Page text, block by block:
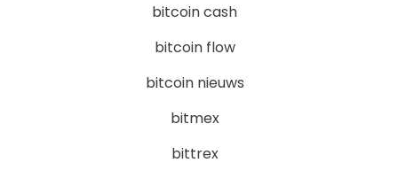
bitcoin cash
bitcoin flow
bitcoin nieuws
bitmex
bittrex